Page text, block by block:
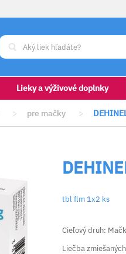
Lieky a výživové doplnky
> pre mačky >
tbl flm 1x2 ks
Cieľový druh:
Liečba